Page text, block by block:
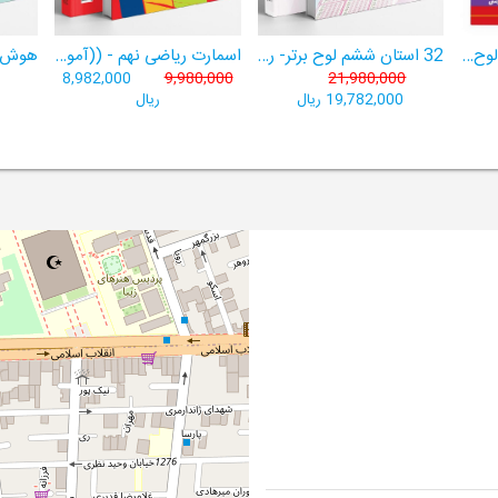
هوش برتر ششم 1404لوح برتر- ((ویژۀ آزمون تیزهوشان پایۀ ششم+ فیلم آموزشی + سامانۀ آزمون‌ساز رایگان)) 32 استان ششم لوح برتر- ربات باهوش ششم ((به همراه سامانۀ آزمون‌ساز رایگان))
21,980,000
19,782,000 ریال
اسمارت ریاضی نهم - ((آموزش پیشرفتۀ ریاضی تیزهوشان و نمونه‌دولتی نهم+ سامانۀ آزمون‌ساز آنلاین))
9,980,000
8,982,000
ریال